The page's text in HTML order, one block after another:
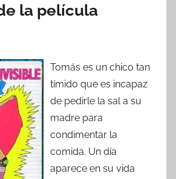
r
la película
Tomás es un chico tan
tímido que es incapaz
de pedirle la sal a su
madre para
condimentar la
comida. Un día
aparece en su vida